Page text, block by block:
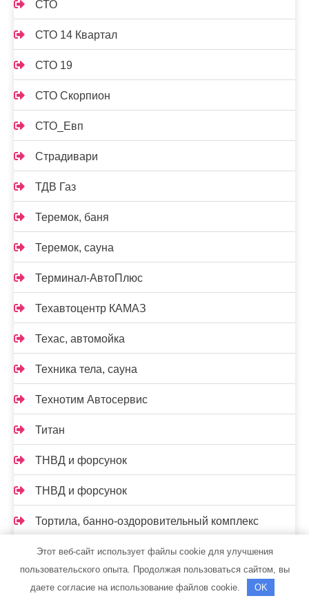
СТО
СТО 14 Квартал
СТО 19
СТО Скорпион
СТО_Евп
Страдивари
ТДВ Газ
Теремок, баня
Теремок, сауна
Терминал-АвтоПлюс
Техавтоцентр КАМАЗ
Техас, автомойка
Техника тела, сауна
Технотим Автосервис
Титан
ТНВД и форсунок
ТНВД и форсунок
Тортила, банно-оздоровительный комплекс
Три медведя
Этот веб-сайт использует файлы cookie для улучшения
пользовательского опыта. Продолжая пользоваться сайтом, вы
даете согласие на использование файлов cookie.
OK